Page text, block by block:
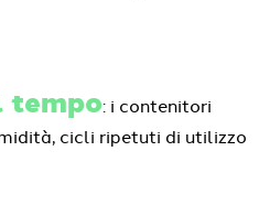
tempo: i contenitori
cicli ripetuti di utilizzo